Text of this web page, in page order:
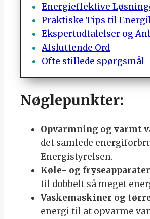
Energieffektive
Praktiske Tips til
Ekspertudtalelser og
Afsluttende Ord
Ofte stillede spørgsmål
Nøglepunkter:
Opvarmning og varmt
det samlede
Energistyrelsen.
Køle- og
til dobbelt så meget
Vaskemaskiner og
energi til at opvarme